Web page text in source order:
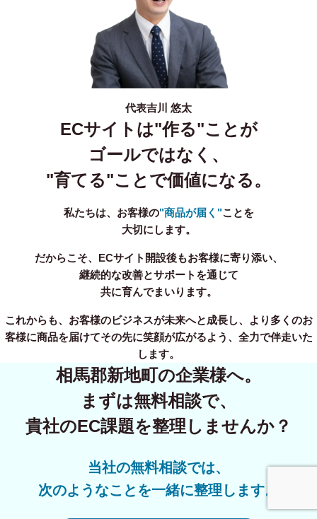
代表吉川 悠太
ECサイトは"作る"ことが
ゴールではなく、
"育てる"ことで価値になる。
私たちは、お客様の"商品が届く"ことを
大切にします。
だからこそ、ECサイト開設後もお客様に寄り添い、
継続的な改善とサポートを通じて
共に育んでまいります。
これからも、お客様のビジネスが未来へと成長し、より多くのお
客様に商品を届けてその先に笑顔が広がるよう、全力で伴走いた
します。
相馬郡新地町の企業様へ。
まずは無料相談で、
貴社のEC課題を整理しませんか？
当社の無料相談では、
次のようなことを一緒に整理します。